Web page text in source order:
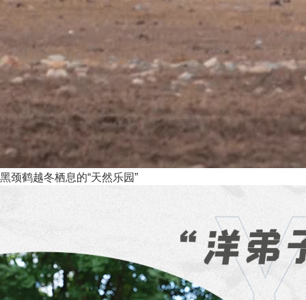
黑颈鹤越冬栖息的“天然乐园”